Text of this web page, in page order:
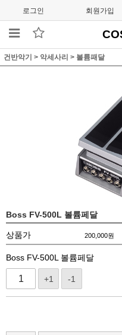
로그인 회원가입
건반악기 > 악세사리 > 볼륨패달
Boss FV-500L 볼륨페달
상품가 200,000원
Boss FV-500L 볼륨페달
+1 -1